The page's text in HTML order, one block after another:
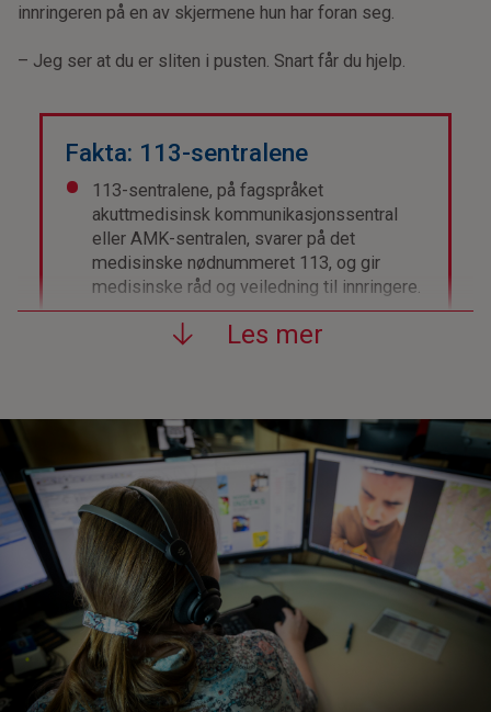
innringeren på en av skjermene hun har foran seg.
– Jeg ser at du er sliten i pusten. Snart får du hjelp.
Fakta: 113-sentralene
113-sentralene, på fagspråket
akuttmedisinsk kommunikasjonssentral
eller AMK-sentralen, svarer på det
medisinske nødnummeret 113, og gir
medisinske råd og veiledning til innringere.
113-sentralene er bemannet av
spesialtrent helsepersonell, vanligvis
Operatørene ved 113-sentralen har som
oppgave å vurdere alvorlighetsgrad og
iverksette riktig hjelp til riktig tid ved akutt
skade eller sykdom.
Det er 113-sentralen bestemmer hvilke
ressurser som skal sendes til situasjoner
og hendelser som meldes inn til sentralen.
Det kan være ambulansebil, ambulansebåt
eller luftambulanse, i tillegg til politi, brann-
og redningsvesen eller lignende. 113-
sentralen koordinerer
ambulansetransportene, og varsler lokal
Les mer